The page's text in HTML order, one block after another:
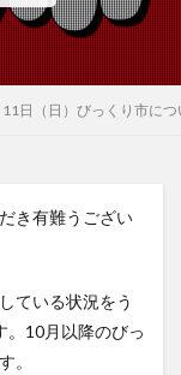
11日（日）びっくり市に
き有難うござい
ている状況をう
。10月以降のびっ
。